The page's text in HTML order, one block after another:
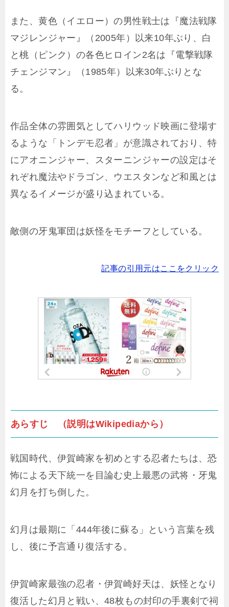
また、黄色（イエロー）の男性戦士は『魔法戦隊
マジレンジャー』（2005年）以来10年ぶり、白
と桃（ピンク）の各色ヒロイン2名は『電撃戦隊
チェンジマン』（1985年）以来30年ぶりとな
る。
作品全体の雰囲気としてハリウッド映画に登場す
るような「トンデモ忍者」が意識されており、特
にアオニンジャー、スターニンジャーの設定はそ
れぞれ魔法やドラゴン、ウエスタンなど和風とは
異なるイメージが盛り込まれている。
敵側の牙鬼軍団は妖怪をモチーフとしている。
記事の引用元はここをクリック
あらすじ （説明はWikipediaから）
戦国時代、伊賀崎家を初めとする忍者たちは、恐
怖による天下統一を目論む史上最悪の武将・牙鬼
幻月を打ち倒した。
幻月は最期に「444年後に蘇る」という言葉を残
し、後に予言通り復活する。
伊賀崎家最強の忍者・伊賀崎好天は、妖怪となり
復活した幻月と戦い、48枚もの封印の手裏剣で祠